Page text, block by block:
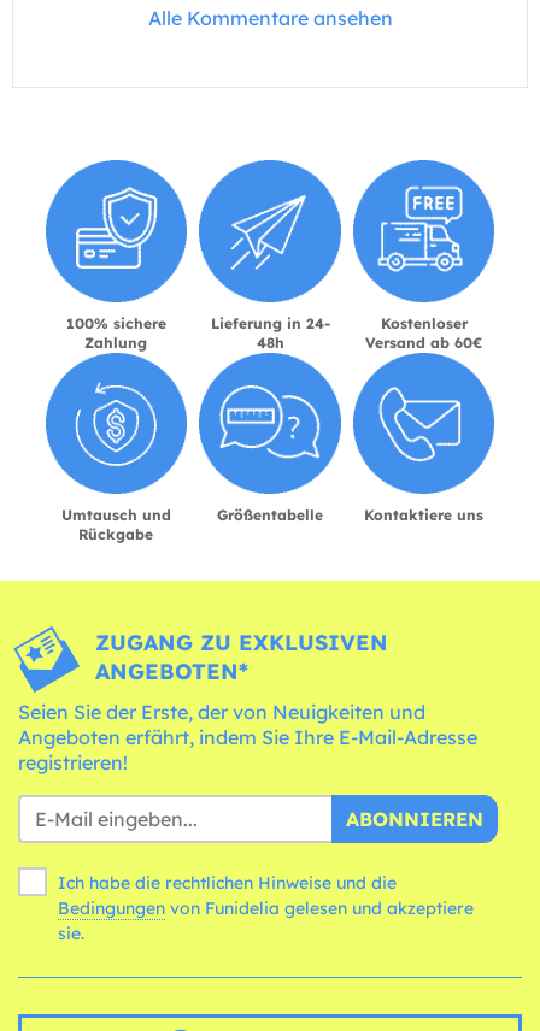
Alle Kommentare ansehen
100% sichere
Zahlung
Lieferung in 24-
48h
Kostenloser
Versand ab 60€
Umtausch und
Rückgabe
Größentabelle Kontaktiere uns
ZUGANG ZU EXKLUSIVEN
ANGEBOTEN*
Seien Sie der Erste, der von Neuigkeiten und
Angeboten erfährt, indem Sie Ihre E-Mail-Adresse
registrieren!
ABONNIEREN
Ich habe die rechtlichen Hinweise und die
Bedingungen
sie.